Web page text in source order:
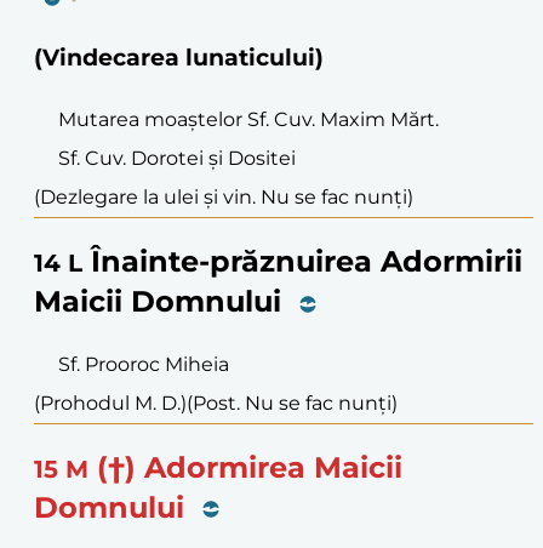
(Vindecarea lunaticului)
Mutarea moaștelor Sf. Cuv. Maxim Mărt.
Sf. Cuv. Dorotei și Dositei
(Dezlegare la ulei și vin. Nu se fac nunți)
14 L Înainte-prăznuirea Adormirii
Maicii Domnului
Sf. Prooroc Miheia
(Prohodul M. D.)(Post. Nu se fac nunți)
15 M (†) Adormirea Maicii
Domnului